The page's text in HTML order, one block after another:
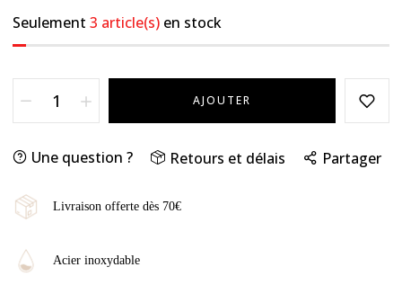
Seulement 3 article(s) en stock
AJOUTER
Une question ? Retours et délais Partager
Livraison offerte dès 70€
Acier inoxydable